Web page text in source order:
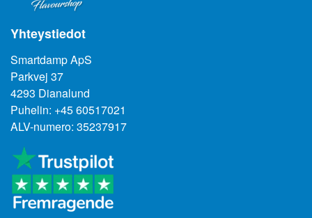
Aroma duft lyset med den herlige duft af lavendel anvender 2 stk.
AA batterier.
Batterier medfølger ikke!
Yhteystiedot
Smartdamp ApS
Parkvej 37
4293 Dianalund
Puhelin: +45 60517021
ALV-numero: 35237917